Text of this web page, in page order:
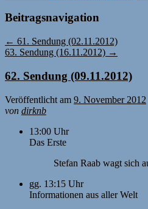
Beitragsnavigation
← 61. Sendung (02.11.2012)
63. Sendung (16.11.2012) →
62. Sendung (09.11.2012)
Veröffentlicht am 9. November 2012
von dirknb
13:00 Uhr
Das Erste
Stefan Raab wagt sich
gg. 13:15 Uhr
Informationen aus aller Welt